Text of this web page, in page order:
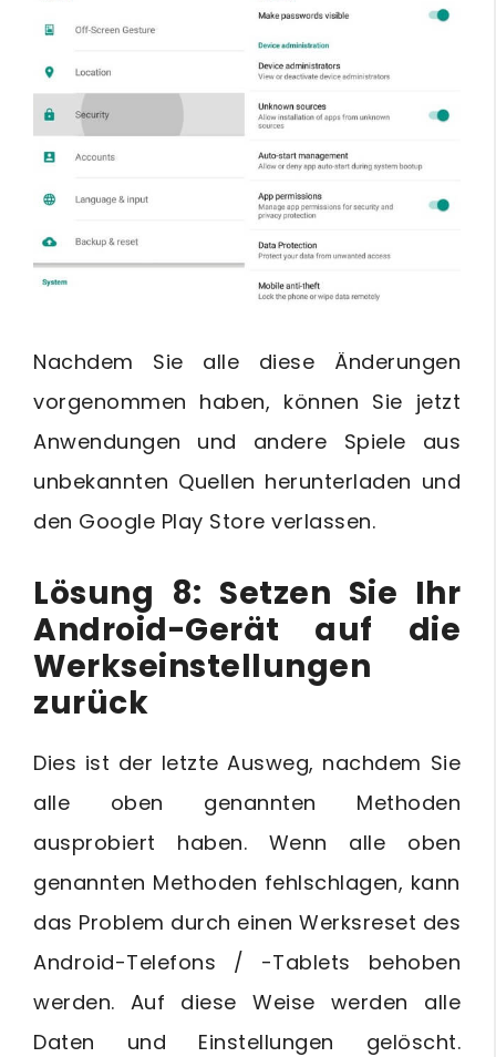
Nachdem Sie alle diese Änderungen
vorgenommen haben, können Sie jetzt
Anwendungen und andere Spiele aus
unbekannten Quellen herunterladen und
den Google Play Store verlassen.
Lösung 8: Setzen Sie Ihr
Android-Gerät auf die
Werkseinstellungen
zurück
Dies ist der letzte Ausweg, nachdem Sie
alle oben genannten Methoden
ausprobiert haben. Wenn alle oben
genannten Methoden fehlschlagen, kann
das Problem durch einen Werksreset des
Android-Telefons / -Tablets behoben
werden. Auf diese Weise werden alle
Daten und Einstellungen gelöscht.